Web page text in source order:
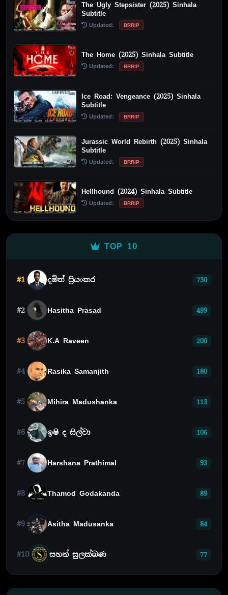
The Ugly Stepsister (2025) Sinhala
Subtitle
Updated: BRRIP
The Home (2025) Sinhala Subtitle
Updated: BRRIP
Ice Road: Vengeance (2025) Sinhala
Subtitle
Updated: BRRIP
Jurassic World Rebirth (2025) Sinhala
Subtitle
Updated: BRRIP
Hellhound (2024) Sinhala Subtitle
Updated: BRRIP
TOP 10
#1 දමිත් ප්‍රියංකර 730
#2 Hasitha Prasad 499
#3 K.A Raveen 200
#4 Rasika Samanjith 180
#5 Mihira Madushanka 113
#6 ඉෂි ද සිල්වා 106
#7 Harshana Prathimal 93
#8 Thamod Godakanda 89
#9 Asitha Madusanka 84
#10 සහන් සුලක්ඛණ 77